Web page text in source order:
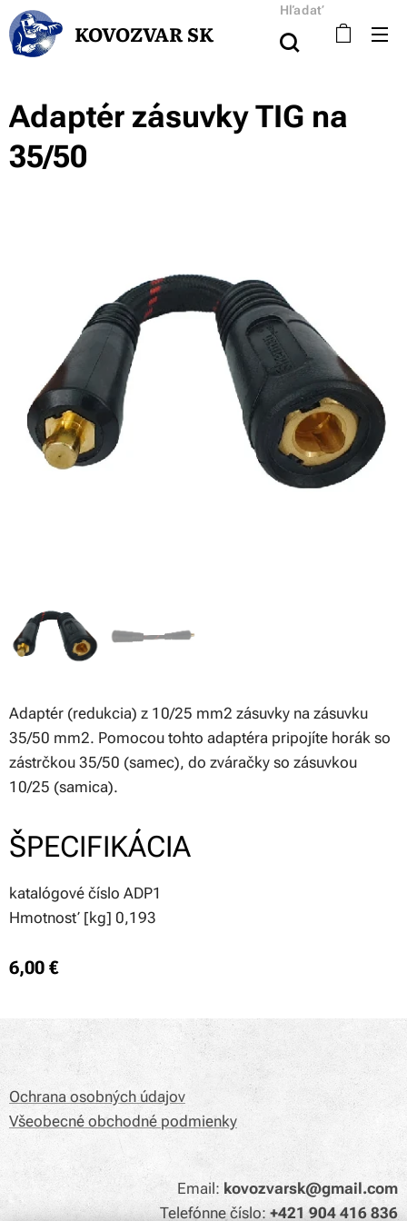
KOVOZVAR SK
Hľadať
Adaptér zásuvky TIG na
35/50
Adaptér (redukcia) z 10/25 mm2 zásuvky na zásuvku
35/50 mm2. Pomocou tohto adaptéra pripojíte horák so
zástrčkou 35/50 (samec), do zváračky so zásuvkou
10/25 (samica).
ŠPECIFIKÁCIA
katalógové číslo ADP1
Hmotnosť [kg] 0,193
6,00 €
Ochrana osobných údajov
Všeobecné obchodné podmienky
Email: kovozvarsk@gmail.com
Telefónne číslo:+421 904 416 836